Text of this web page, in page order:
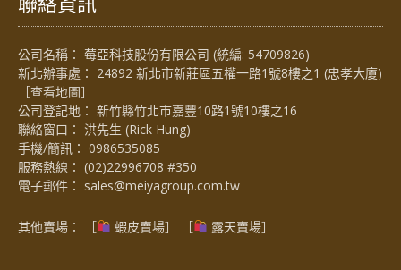
公司名稱： 莓亞科技股份有限公司 (統編: 54709826)
新北辦事處： 24892 新北市新莊區五權一路1號8樓之1 (忠孝大廈)
［查看地圖］
公司登記地： 新竹縣竹北市嘉豐10路1號10樓之16
聯絡窗口： 洪先生 (Rick Hung)
手機/簡訊： 0986535085
服務熱線： (02)22996708 #350
電子郵件： sales@meiyagroup.com.tw
其他賣場： ［ 蝦皮賣場］ ［ 露天賣場］